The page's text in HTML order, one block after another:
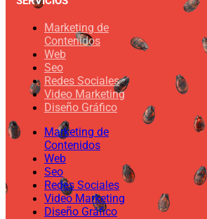
Marketing de
Contenidos
Web
Seo
Redes Sociales
Video Marketing
Diseño Gráfico
Marketing de
Contenidos
Web
Seo
Redes Sociales
Video Marketing
Diseño Gráfico